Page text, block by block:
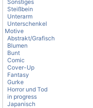
Sonstiges
Steißbein
Unterarm
Unterschenkel
Motive
Abstrakt/Grafisch
Blumen
Bunt
Comic
Cover-Up
Fantasy
Gurke
Horror und Tod
in progress
Japanisch